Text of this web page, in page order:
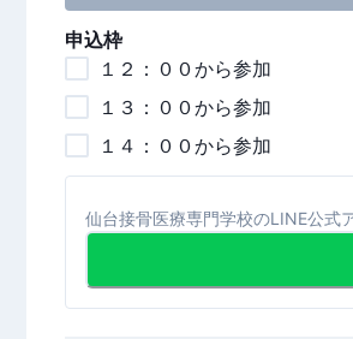
申込枠
１２：００から参加
１３：００から参加
１４：００から参加
仙台接骨医療専門学校のLINE公式